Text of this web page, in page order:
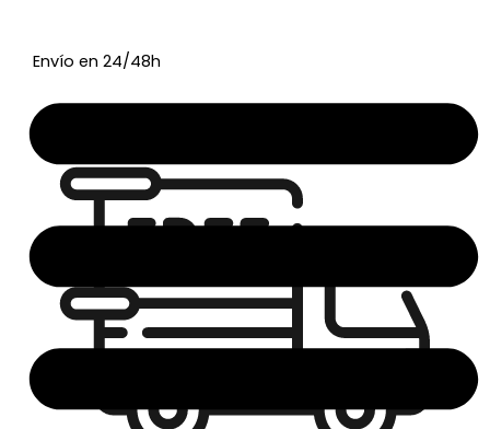
Envío en 24/48h